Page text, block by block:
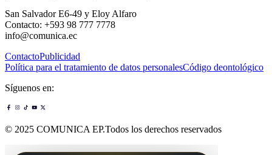
San Salvador E6-49 y Eloy Alfaro
Contacto: +593 98 777 7778
info@comunica.ec
ContactoPublicidad
Política para el tratamiento de datos personalesCódigo deontológico
Síguenos en:
© 2025 COMUNICA EP.Todos los derechos reservados